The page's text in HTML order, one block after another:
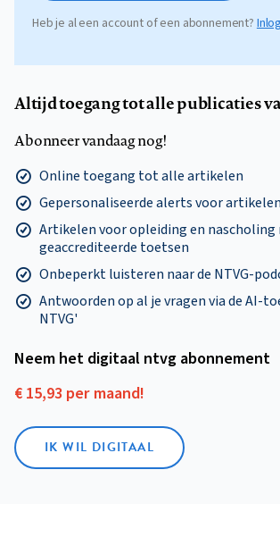
Heb je al een account of een abonnement?
Altijd toegang tot alle publicaties
Abonneer vandaag nog!
Online toegang tot alle artikelen
Gepersonaliseerde alerts voor
Artikelen voor opleiding en
geaccrediteerde toetsen
Onbeperkt luisteren naar de NTVG-
Antwoorden op al je vragen via de AI-
NTVG'
Neem het digitaal ntvg abonnement
€ 15,93 per maand!
IK WIL DIGITAAL